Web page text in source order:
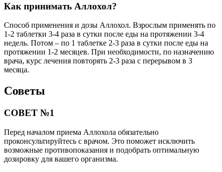
Как принимать Аллохол?
Способ применения и дозы Аллохол. Взрослым применять по
1-2 таблетки 3-4 раза в сутки после еды на протяжении 3-4
недель. Потом – по 1 таблетке 2-3 раза в сутки после еды на
протяжении 1-2 месяцев. При необходимости, по назначению
врача, курс лечения повторять 2-3 раза с перерывом в 3
месяца.
Советы
СОВЕТ №1
Перед началом приема Аллохола обязательно
проконсультируйтесь с врачом. Это поможет исключить
возможные противопоказания и подобрать оптимальную
дозировку для вашего организма.